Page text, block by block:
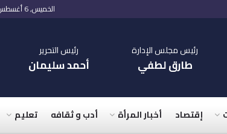
الخميس, 6 أغسطس, 2026
رئيس مجلس الإدارة
طارق لطفي
رئيس التحرير
أحمد سليمان
إقتصاد أخبار المرأة أدب و ثقافه تعليم